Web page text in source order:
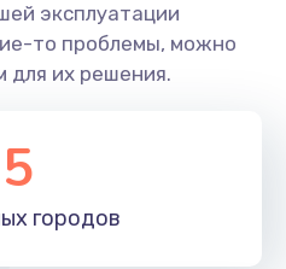
эксплуатации
то проблемы, можно
для их решения.
5
городов